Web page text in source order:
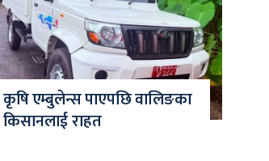
कृषि एम्बुलेन्स पाएपछि वालिङका
किसानलाई राहत